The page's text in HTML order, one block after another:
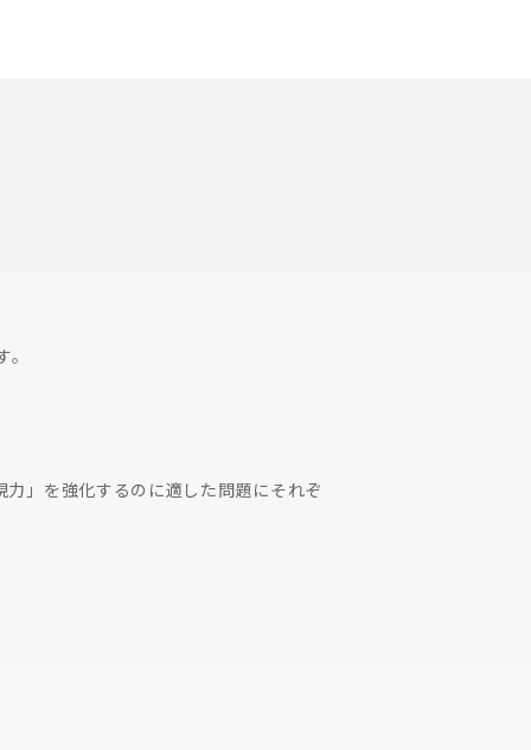
」を強化するのに適した問題にそれぞ